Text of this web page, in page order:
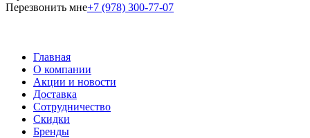
Перезвонить мне+7 (978) 300-77-07
Главная
О компании
Акции и новости
Доставка
Сотрудничество
Скидки
Бренды